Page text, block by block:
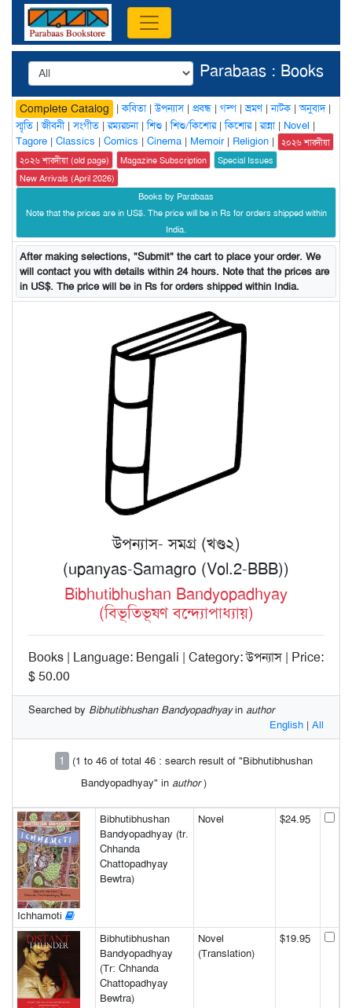
Parabaas : Books
Complete Catalog |কবিতা|উপন্যাস| প্রবন্ধ | গল্প |ভ্রমণ|নাটক |অনুবাদ|
স্মৃতি |জীবনী|সংগীত |রম্যরচনা|শিশু |শিশু/কিশোর|কিশোর|রান্না| Novel |
Tagore | Classics | Comics | Cinema | Memoir| Religion |
২০২৬ শারদীয়া
২০২৬ শারদীয়া (old page)
Magazine Subscription
Special Issues
New Arrivals (April 2026)
Books by Parabaas
Note that the prices are in US$. The price will be in Rs for orders shipped within
India.
After making selections, "Submit" the cart to place your order. We
will contact you with details within 24 hours. Note that the prices are
in US$. The price will be in Rs for orders shipped within India.
উপন্যাস- সমগ্র (খণ্ড২)
(upanyas-Samagro (Vol.2-BBB))
Bibhutibhushan Bandyopadhyay
(বিভূতিভূষণ বন্দ্যোপাধ্যায়)
Books | Language: Bengali | Category: উপন্যাস | Price:
$ 50.00
Searched by Bibhutibhushan Bandyopadhyayin author
English | All
1
(1 to 46 of total 46 : search result of "Bibhutibhushan
Bandyopadhyay" in author)
Ichhamoti
Bibhutibhushan
Bandyopadhyay (tr.
Chhanda
Chattopadhyay
Bewtra)
Novel $24.95
Bibhutibhushan
Bandyopadhyay
(Tr: Chhanda
Chattopadhyay
Bewtra)
Novel
(Translation)
$19.95